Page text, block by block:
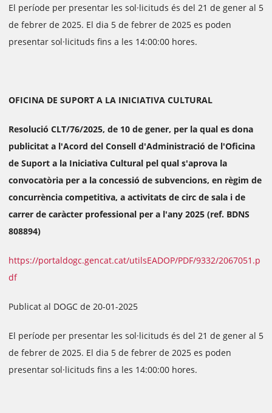
El període per presentar les sol·licituds és del 21 de gener al 5
de febrer de 2025. El dia 5 de febrer de 2025 es poden
presentar sol·licituds fins a les 14:00:00 hores.
OFICINA DE SUPORT A LA INICIATIVA CULTURAL
Resolució CLT/76/2025, de 10 de gener, per la qual es dona
publicitat a l'Acord del Consell d'Administració de l'Oficina
de Suport a la Iniciativa Cultural pel qual s'aprova la
convocatòria per a la concessió de subvencions, en règim de
concurrència competitiva, a activitats de circ de sala i de
carrer de caràcter professional per a l'any 2025 (ref. BDNS
808894)
https://portaldogc.gencat.cat/utilsEADOP/PDF/9332/2067051.p
df
Publicat al DOGC de 20-01-2025
El període per presentar les sol·licituds és del 21 de gener al 5
de febrer de 2025. El dia 5 de febrer de 2025 es poden
presentar sol·licituds fins a les 14:00:00 hores.